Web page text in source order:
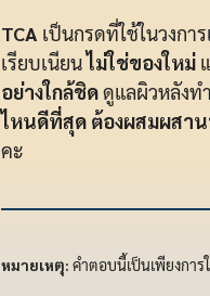
TCA เป็นกรดที่ใช้ในวงก
เรียบเนียนไม่ใช่ของใหม่
อย่างใกล้ชิดดูแลผิวหลังท
ไหนดีที่สุด ต้องผสมผสา
คะ
หมายเหตุ: คำตอบนี้เป็นเพียงกา